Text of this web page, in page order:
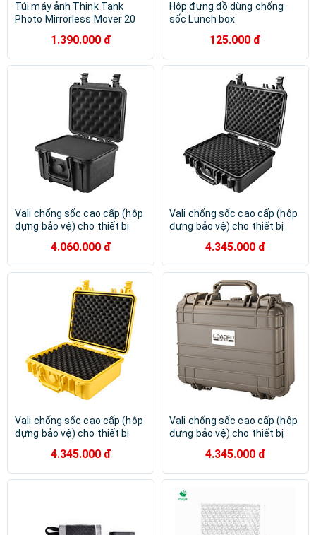
Túi máy ảnh Think Tank
Photo Mirrorless Mover 20
1.390.000 đ
Hộp đựng đồ dùng chống
sốc Lunch box
[Hàng chính hãng]
125.000 đ
Vali chống sốc cao cấp (hộp
đựng bảo vệ) cho thiết bị
Hard Case - Hàng chính hãng
4.060.000 đ
Vali chống sốc cao cấp (hộp
đựng bảo vệ) cho thiết bị
- Hàng chính hãng
4.345.000 đ
Vali chống sốc cao cấp (hộp
đựng bảo vệ) cho thiết bị
Hard Case (Màu vàng) -
Hàng chính hãng
4.345.000 đ
Vali chống sốc cao cấp (hộp
đựng bảo vệ) cho thiết bị
Dark Earth - Hàng chính hãng
4.345.000 đ